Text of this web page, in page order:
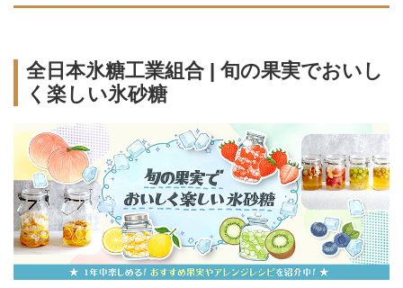
全日本氷糖工業組合 | 旬の果実でおいし
く楽しい氷砂糖